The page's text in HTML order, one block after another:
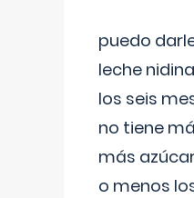
puedo
leche
los seis
no tiene
más
o menos